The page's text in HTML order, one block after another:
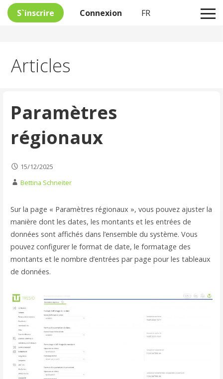
contenu
S`inscrire Connexion FR
Articles
Paramètres
régionaux
15/12/2025
Bettina Schneiter
Sur la page « Paramètres régionaux », vous pouvez ajuster la
manière dont les dates, les montants et les entrées de
données sont affichés dans l’ensemble du système. Vous
pouvez configurer le format de date, le formatage des
montants et le nombre d’entrées par page pour les tableaux
de données.